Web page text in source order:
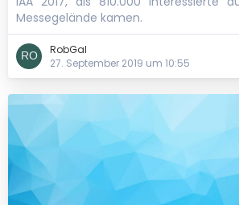
Messegelände kamen.
RobGal
27. September 2019 um 10:55